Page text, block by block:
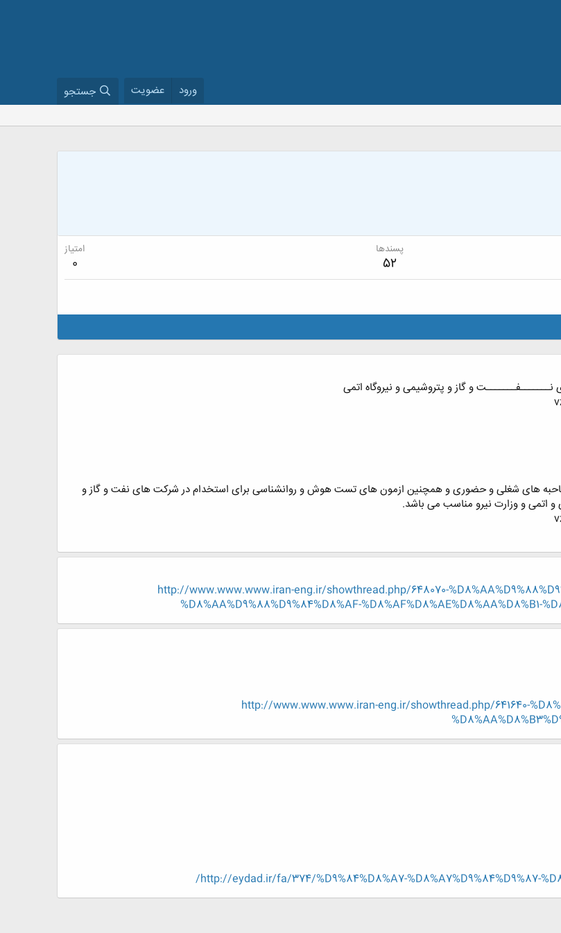
ورود عضویت جستجو
پسندها
52
امتیاز
0
و گاز و پتروشیمی و نیروگاه اتمی
های شغلی و حضوری و همچنین ازمون های تست هوش و روانشناسی برای استخدام در شرکت های نفت و گاز و
و اتمی و وزارت نیرو مناسب می باشد.
http://www.www.www.iran-eng.ir/showthread.php/648070-
%D8%AA%D9%88%D9%84%D8%AF-%D8%AF%D8%AE%D8%AA%D8%B1-
http://www.www.www.iran-eng.ir/showthread.php/641640-
http://eydad.ir/fa/374/%D9%84%D8%A7-%D8%A7%D9%84%D9%87-